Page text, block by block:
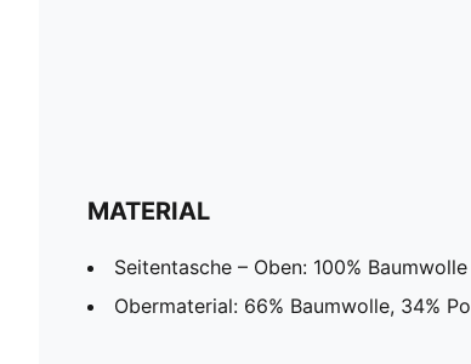
MATERIAL
Seitentasche – Oben: 100% Baumwolle
Obermaterial: 66% Baumwolle, 34%